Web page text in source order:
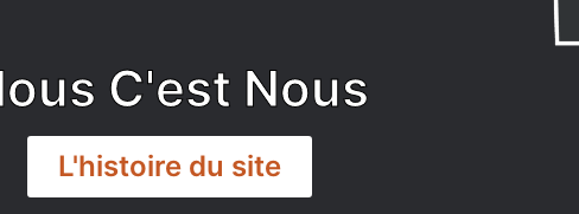
C'est Nous
L'histoire du site